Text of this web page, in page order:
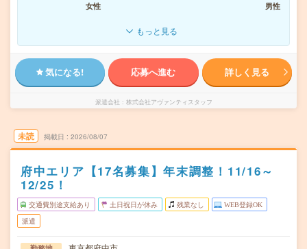
女性
男性
もっと見る
気になる! 応募へ進む 詳しく見る
派遣会社 株式会社アヴァンティスタッフ
未読 掲載日 2026/08/07
府中エリア【17名募集】年末調整！11/16～
12/25！
交通費別途支給あり 土日祝日が休み 残業なし WEB登録OK
派遣